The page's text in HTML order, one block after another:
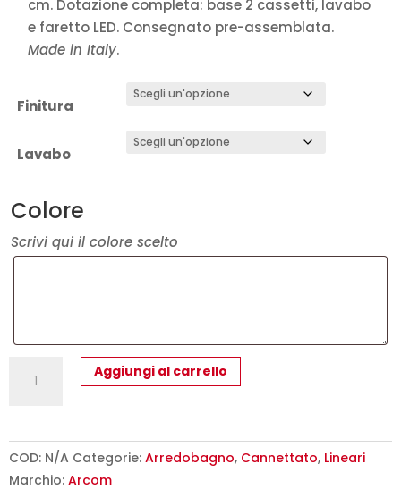
cm. Dotazione completa: base 2 cassetti, lavabo
e faretto LED. Consegnato pre-assemblata.
Made in Italy.
Finitura
Lavabo
Colore
Scrivi qui il colore scelto
Bagno
cm
Sospeso
Aggiungi al carrello
COD: N/A Categorie: Arredobagno, Cannettato, Lineari
Marchio: Arcom